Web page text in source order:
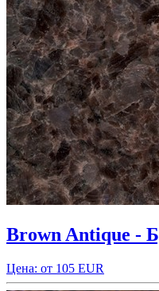
Brown Antique -
Цена: от 105 EUR